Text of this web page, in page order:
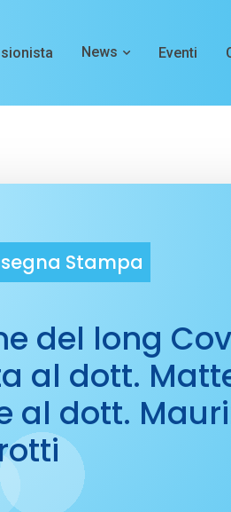
News Eventi
Stampa
del long
al dott.
al dott.